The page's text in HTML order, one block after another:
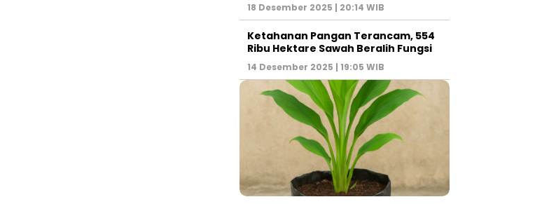
18 Desember 2025 | 20:14 WIB
Ketahanan Pangan Terancam, 554
Ribu Hektare Sawah Beralih Fungsi
14 Desember 2025 | 19:05 WIB